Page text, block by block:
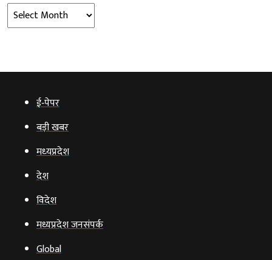
Archives
ई‑पेपर
बड़ी खबर
मध्‍यप्रदेश
देश
विदेश
मध्यप्रदेश जनसंपर्क
Global